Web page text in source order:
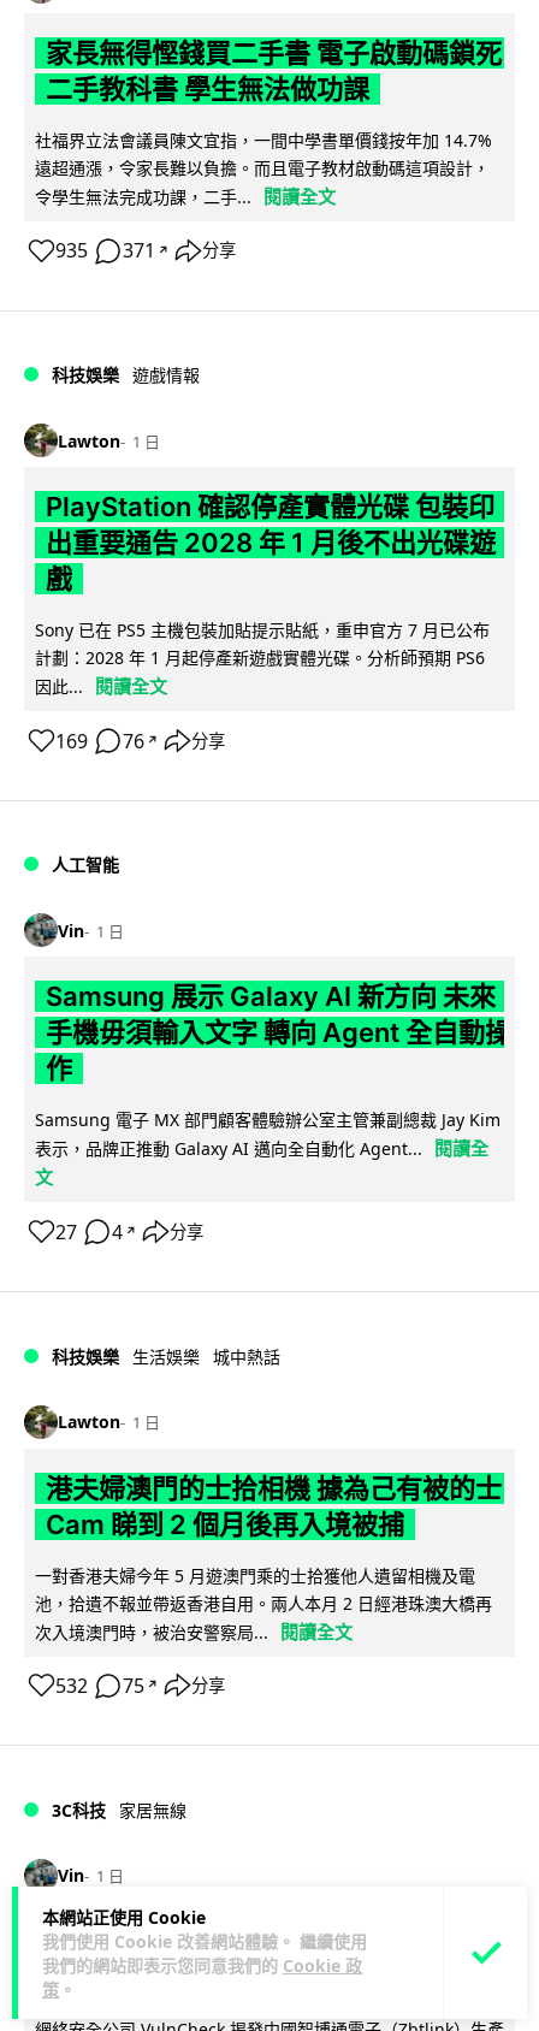
本網站正使用 Cookie
我們使用 Cookie 改善網站體驗。 繼續使用
我們的網站即表示您同意我們的 Cookie 政
策 。
家長無得慳錢買二手書 電子啟動碼鎖死
二手教科書 學生無法做功課
社福界立法會議員陳文宜指，一間中學書單價錢按年加 14.7%
遠超通漲，令家長難以負擔。而且電子教材啟動碼這項設計，
令學生無法完成功課，二手...
閱讀全文
935 371 ↗ 分享
科技娛樂 遊戲情報
Lawton 1 日
PlayStation 確認停產實體光碟 包裝印
出重要通告 2028 年 1 月後不出光碟遊
戲
Sony 已在 PS5 主機包裝加貼提示貼紙，重申官方 7 月已公布
計劃：2028 年 1 月起停產新遊戲實體光碟。分析師預期 PS6
因此...
閱讀全文
169 76 ↗ 分享
人工智能
Vin 1 日
Samsung 展示 Galaxy AI 新方向 未來
手機毋須輸入文字 轉向 Agent 全自動操
作
Samsung 電子 MX 部門顧客體驗辦公室主管兼副總裁 Jay Kim
表示，品牌正推動 Galaxy AI 邁向全自動化 Agent...
閱讀全
文
27 4 ↗ 分享
科技娛樂 生活娛樂 城中熱話
Lawton 1 日
港夫婦澳門的士拾相機 據為己有被的士
Cam 睇到 2 個月後再入境被捕
一對香港夫婦今年 5 月遊澳門乘的士拾獲他人遺留相機及電
池，拾遺不報並帶返香港自用。兩人本月 2 日經港珠澳大橋再
次入境澳門時，被治安警察局...
閱讀全文
532 75 ↗ 分享
3C科技 家居無線
Vin 1 日
逾 20 款平價路由器爆後門 每 35 秒自
動連線回中國 全球 10 萬用家私隱堪憂